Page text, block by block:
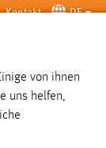
Kontakt DE
SUCHE
von ihnen
uns helfen,